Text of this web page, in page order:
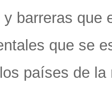
barreras que
que se
países de